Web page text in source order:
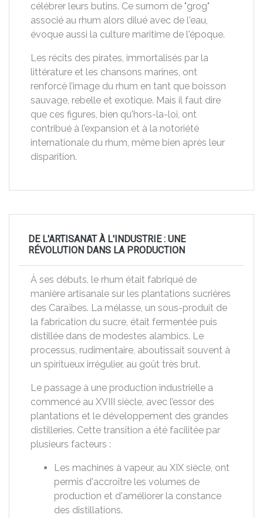
célébrer leurs butins. Ce surnom de "grog"
associé au rhum alors dilué avec de l'eau,
évoque aussi la culture maritime de l'époque.
Les récits des pirates, immortalisés par la
littérature et les chansons marines, ont
renforcé l’image du rhum en tant que boisson
sauvage, rebelle et exotique. Mais il faut dire
que ces figures, bien qu'hors-la-loi, ont
contribué à l’expansion et à la notoriété
internationale du rhum, même bien après leur
disparition.
DE L'ARTISANAT À L'INDUSTRIE : UNE
RÉVOLUTION DANS LA PRODUCTION
À ses débuts, le rhum était fabriqué de
manière artisanale sur les plantations sucrières
des Caraïbes. La mélasse, un sous-produit de
la fabrication du sucre, était fermentée puis
distillée dans de modestes alambics. Le
processus, rudimentaire, aboutissait souvent à
un spiritueux irrégulier, au goût très brut.
Le passage à une production industrielle a
commencé au XVIII siècle, avec l’essor des
plantations et le développement des grandes
distilleries. Cette transition a été facilitée par
plusieurs facteurs :
Les machines à vapeur, au XIX siècle, ont
permis d'accroître les volumes de
production et d'améliorer la constance
des distillations.